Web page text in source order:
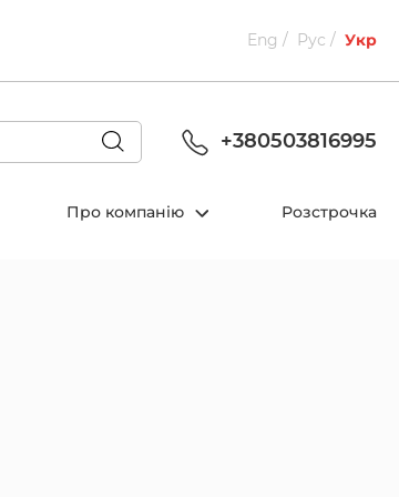
Eng Рус Укр
+380503816995
Про компанію Розстрочка